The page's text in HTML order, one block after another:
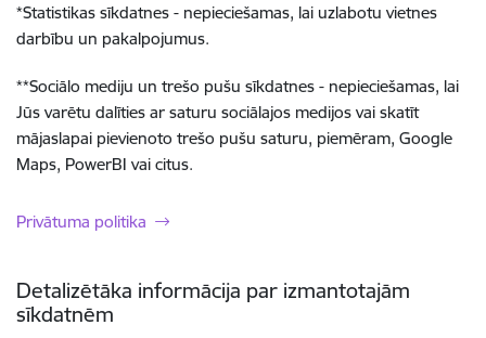
*Statistikas sīkdatnes - nepieciešamas, lai uzlabotu vietnes
darbību un pakalpojumus.
**Sociālo mediju un trešo pušu sīkdatnes - nepieciešamas, lai
Jūs varētu dalīties ar saturu sociālajos medijos vai skatīt
mājaslapai pievienoto trešo pušu saturu, piemēram, Google
Maps, PowerBI vai citus.
Privātuma politika
Detalizētāka informācija par izmantotajām
sīkdatnēm